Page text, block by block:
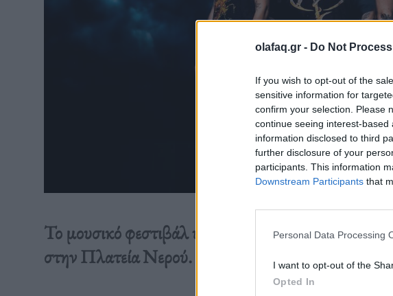
olafaq.gr - Do Not
If you wish to opt-out of the
sensitive information for
confirm your selection. Please
continue seeing interest-
information disclosed to third
further disclosure of your
participants. This information
Downstream Participants that
Personal Data Processing
I want to opt-out of the
Opted In
Το μουσικό φεστιβάλ υποδέχεται τέσσερα ακόμα
στην Πλατεία Νερού.